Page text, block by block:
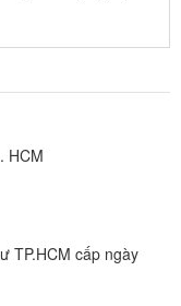
HCM
TP.HCM cấp ngày